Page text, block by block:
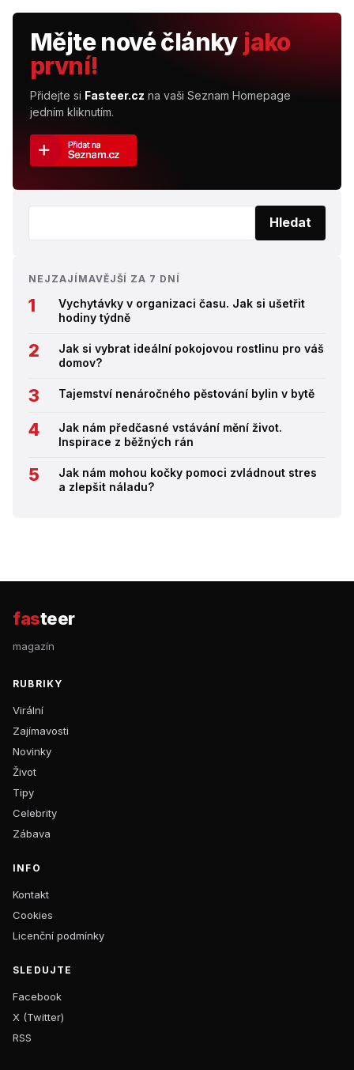
Mějte nové články jako
první!
Přidejte si Fasteer.cz na vaši Seznam Homepage
jedním kliknutím.
Hledat
NEJZAJÍMAVĚJŠÍ ZA 7 DNÍ
Vychytávky v organizaci času. Jak si ušetřit
hodiny týdně
Jak si vybrat ideální pokojovou rostlinu pro váš
domov?
Tajemství nenáročného pěstování bylin v bytě
Jak nám předčasné vstávání mění život.
Inspirace z běžných rán
Jak nám mohou kočky pomoci zvládnout stres
a zlepšit náladu?
fasteer
magazín
RUBRIKY
Virální
Zajímavosti
Novinky
Život
Tipy
Celebrity
Zábava
INFO
Kontakt
Cookies
Licenční podmínky
SLEDUJTE
Facebook
X (Twitter)
RSS